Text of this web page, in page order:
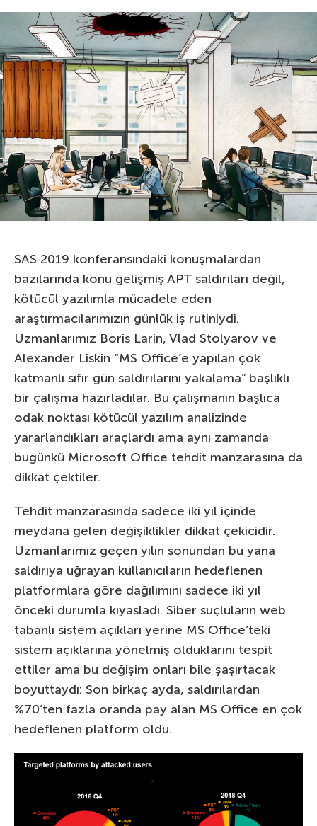
SAS 2019 konferansındaki konuşmalardan
bazılarında konu gelişmiş APT saldırıları değil,
kötücül yazılımla mücadele eden
araştırmacılarımızın günlük iş rutiniydi.
Uzmanlarımız Boris Larin, Vlad Stolyarov ve
Alexander Liskin “MS Office’e yapılan çok
katmanlı sıfır gün saldırılarını yakalama” başlıklı
bir çalışma hazırladılar. Bu çalışmanın başlıca
odak noktası kötücül yazılım analizinde
yararlandıkları araçlardı ama aynı zamanda
bugünkü Microsoft Office tehdit manzarasına da
dikkat çektiler.
Tehdit manzarasında sadece iki yıl içinde
meydana gelen değişiklikler dikkat çekicidir.
Uzmanlarımız geçen yılın sonundan bu yana
saldırıya uğrayan kullanıcıların hedeflenen
platformlara göre dağılımını sadece iki yıl
önceki durumla kıyasladı. Siber suçluların web
tabanlı sistem açıkları yerine MS Office’teki
sistem açıklarına yönelmiş olduklarını tespit
ettiler ama bu değişim onları bile şaşırtacak
boyuttaydı: Son birkaç ayda, saldırılardan
%70’ten fazla oranda pay alan MS Office en çok
hedeflenen platform oldu.